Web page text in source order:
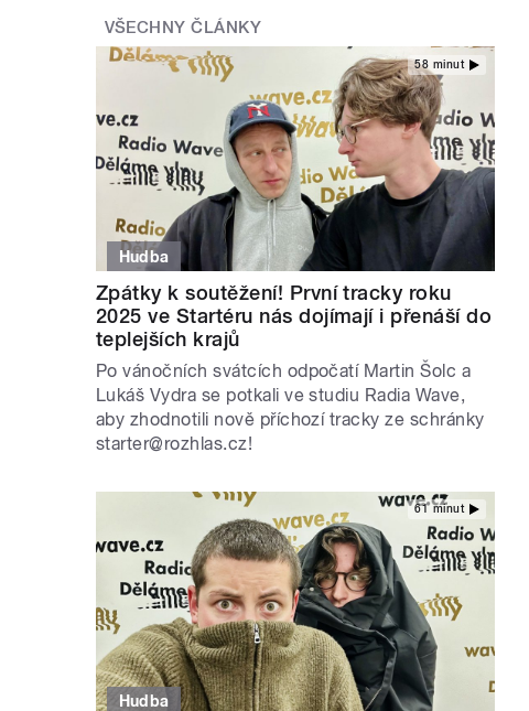
VŠECHNY ČLÁNKY
58 minut
Hudba
Zpátky k soutěžení! První tracky roku
2025 ve Startéru nás dojímají i přenáší do
teplejších krajů
Po vánočních svátcích odpočatí Martin Šolc a
Lukáš Vydra se potkali ve studiu Radia Wave,
aby zhodnotili nově příchozí tracky ze schránky
starter@rozhlas.cz!
61 minut
Hudba